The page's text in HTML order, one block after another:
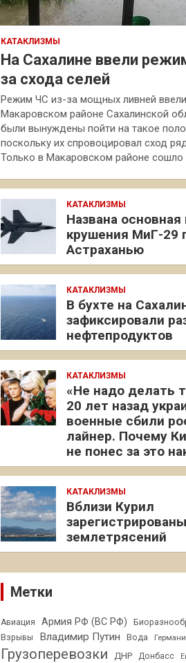
КАТАКЛИЗМЫ
На Сахалине ввели
за схода селей
Режим ЧС из-за мощных ливней
Макаровском районе Сахалинской
были вынуждены пойти на такое
поскольку их спровоцировал сход
Только в Макаровском районе сошло
КАТАКЛИЗМЫ
Названа основная
крушения МиГ-29
Астраханью
КАТАКЛИЗМЫ
В бухте на
зафиксировали
нефтепродуктов
КАТАКЛИЗМЫ
«Не надо делать
20 лет назад
военные сбили
лайнер. Почему
не понес за это
КАТАКЛИЗМЫ
Вблизи Курил
землетрясений
Метки
Авиация Армия РФ (ВС РФ)
Взрывы Владимир Путин Вода
Грузоперевозки ДНР Донбасс